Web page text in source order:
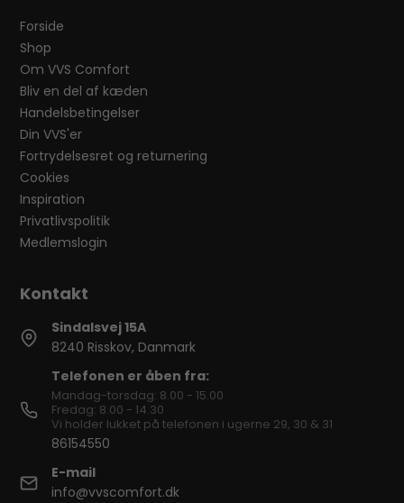
Forside
Shop
Om VVS Comfort
Bliv en del af kæden
Handelsbetingelser
Din VVS'er
Fortrydelsesret og returnering
Cookies
Inspiration
Privatlivspolitik
Medlemslogin
Sindalsvej 15A
8240 Risskov, Danmark
Telefonen er åben fra:
Mandag-torsdag: 8.00 - 15.00
Fredag: 8.00 - 14.30
Vi holder lukket på telefonen i ugerne 29, 30 & 31
86154550
E-mail
info@vvscomfort.dk